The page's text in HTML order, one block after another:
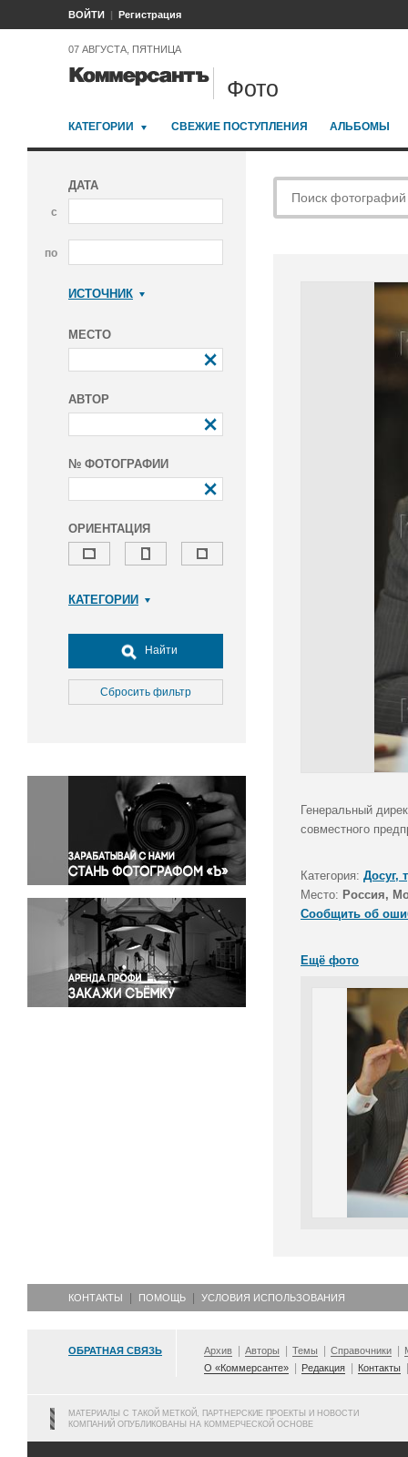
ВОЙТИ Регистрация
07 АВГУСТА, ПЯТНИЦА
Фото
КАТЕГОРИИ СВЕЖИЕ ПОСТУПЛЕНИЯ АЛЬБОМЫ
ДАТА
с
по
ИСТОЧНИК
МЕСТО
АВТОР
№ ФОТОГРАФИИ
ОРИЕНТАЦИЯ
КАТЕГОРИИ
Досуг, туризм и отдых
Культура
Медицина
Окружающая среда
Политика
Правосудие
Происшествия и конфликты
Религия
Светская жизнь
Спорт
Экология
Экономика и бизнес
Найти
Сбросить фильтр
Генеральный
совместного
Категория: Досуг,
Место: Россия,
Сообщить об
Ещё фото
КОНТАКТЫ ПОМОЩЬ УСЛОВИЯ ИСПОЛЬЗОВАНИЯ
ОБРАТНАЯ СВЯЗЬ Архив Авторы Темы Справочники
О «Коммерсанте»
Редакция Контакты
МАТЕРИАЛЫ С ТАКОЙ МЕТКОЙ, ПАРТНЕРСКИЕ ПРОЕКТЫ И НОВОСТИ
КОМПАНИЙ ОПУБЛИКОВАНЫ НА КОММЕРЧЕСКОЙ ОСНОВЕ